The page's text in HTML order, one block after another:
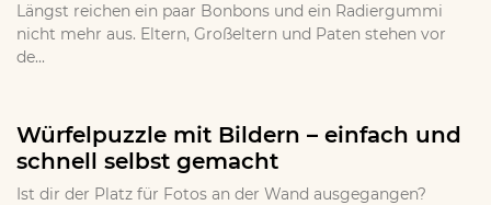
Längst reichen ein paar Bonbons und ein Radiergummi
nicht mehr aus. Eltern, Großeltern und Paten stehen vor
de...
Würfelpuzzle mit Bildern – einfach und
schnell selbst gemacht
Ist dir der Platz für Fotos an der Wand ausgegangen?